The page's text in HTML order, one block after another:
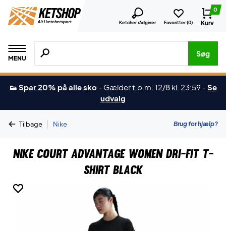
Ketcher rådgiver Favoritter (0)
0
Kurv
MENU
Søg efter produkter, mærker etc.
Søg
👟 Spar 20% på alle sko - Gælder t.o.m. 12/8 kl. 23:59 -Se
udvalg
Tilbage | Nike Brug for hjælp?
Nike Court Advantage Women Dri-FIT T-
shirt Black